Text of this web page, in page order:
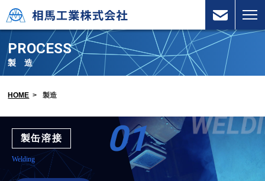
PROCESS
製 造
HOME > 製造
01
製缶溶接
Welding